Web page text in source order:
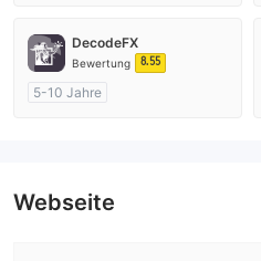
Market Making (MM)
MT4-Volllizenz
DecodeFX
Bewertung 8.55
5-10 Jahre
Webseite